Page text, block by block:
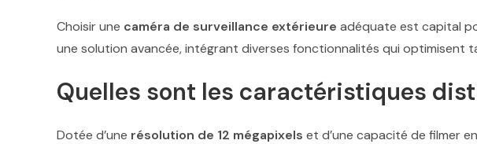
Choisir une caméra de surveillance extérieure adéquate est capital
une solution avancée, intégrant diverses fonctionnalités qui optimisent
Quelles sont les caractéristiques
Dotée d’une résolution de 12 mégapixels et d’une capacité de filmer